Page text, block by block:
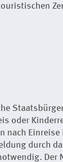
oder
nach
durch
Der